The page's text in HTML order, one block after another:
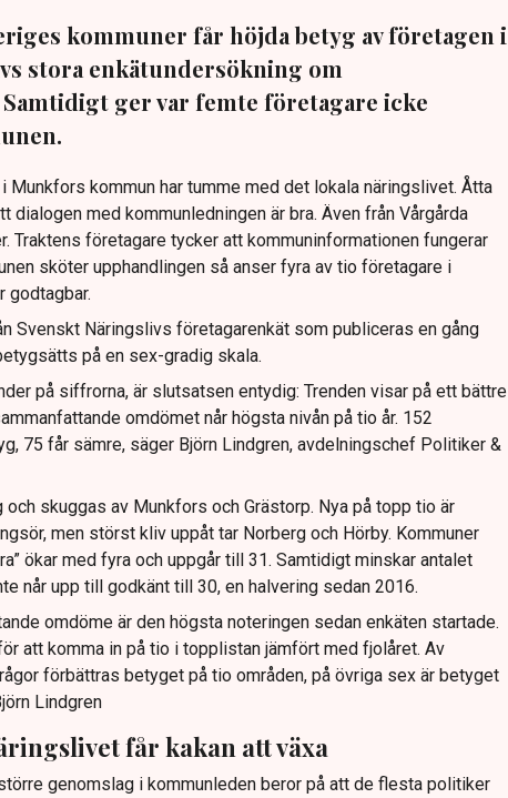
kommuner får höjda betyg av företagen i
stora enkätundersökning om
ger var femte företagare icke
Munkfors kommun har tumme med det lokala näringslivet. Åtta
dialogen med kommunledningen är bra. Även från Vårgårda
Traktens företagare tycker att kommuninformationen fungerar
sköter upphandlingen så anser fyra av tio företagare i
godtagbar.
Svenskt Näringslivs företagarenkät som publiceras en gång
på en sex-gradig skala.
på siffrorna, är slutsatsen entydig: Trenden visar på ett bättre
omdömet når högsta nivån på tio år. 152
75 får sämre, säger Björn Lindgren, avdelningschef Politiker &
skuggas av Munkfors och Grästorp. Nya på topp tio är
men störst kliv uppåt tar Norberg och Hörby. Kommuner
ökar med fyra och uppgår till 31. Samtidigt minskar antalet
når upp till godkänt till 30, en halvering sedan 2016.
omdöme är den högsta noteringen sedan enkäten startade.
att komma in på tio i topplistan jämfört med fjolåret. Av
förbättras betyget på tio områden, på övriga sex är betyget
Lindgren
får kakan att växa
genomslag i kommunleden beror på att de flesta politiker